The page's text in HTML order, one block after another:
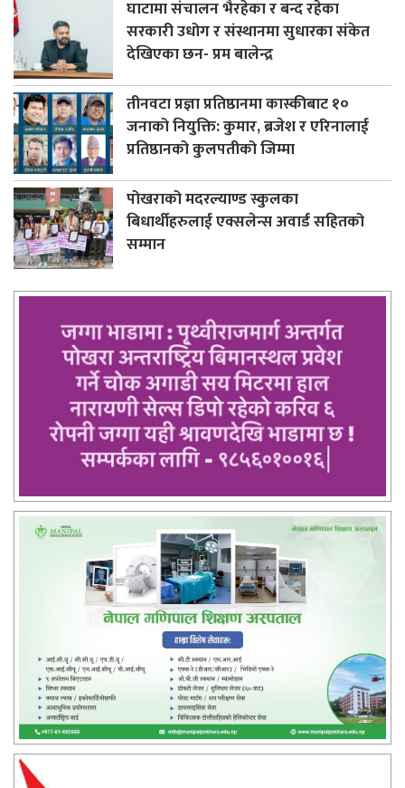
घाटामा संचालन भैरहेका र बन्द रहेका
सरकारी उधोग र संस्थानमा सुधारका संकेत
देखिएका छन- प्रम बालेन्द्र
तीनवटा प्रज्ञा प्रतिष्ठानमा कास्कीबाट १०
जनाको नियुक्ति: कुमार, ब्रजेश र एरिनालाई
प्रतिष्ठानको कुलपतीको जिम्मा
पोखराको मदरल्याण्ड स्कुलका
बिधार्थीहरुलाई एक्सलेन्स अवार्ड सहितको
सम्मान